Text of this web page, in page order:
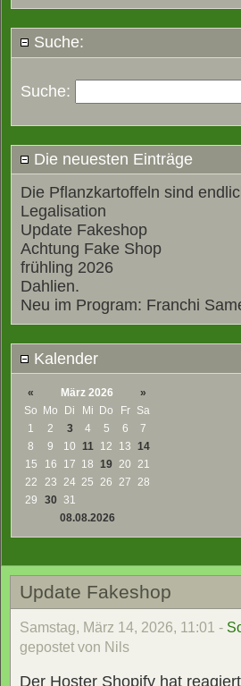
Suche:
Suche:
Die neuesten Einträge
Die Pflanzkartoffeln sind
Legalisation
Update Fakeshop
Achtung Fake Shop
frühling 2026
Dahlien.
Neu im Program: Franchi
Kalender
« März 2026
»
So Mo Di Mi Do Fr
Sa
1
2 3 4 5 6
7
8
9 10 11 12 13 14
15
16 17 18 19 20 21
22
23 24 25 26 27 28
29
30 31
08.08.2026
Update Fakeshop
Samstag, März 14, 2026, 11:01 -
gepostet von Nils
Der Hoster Shopify hat